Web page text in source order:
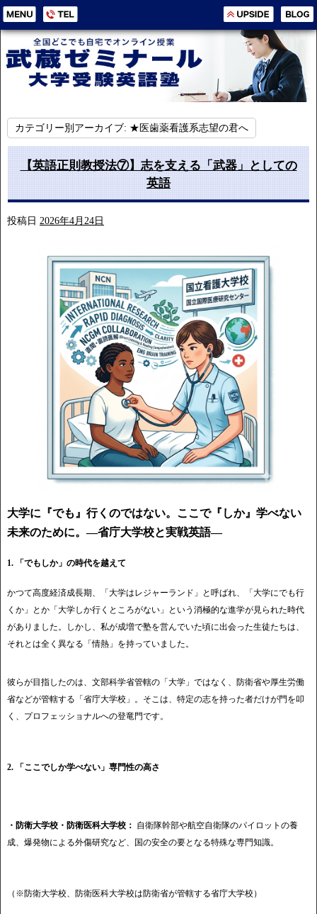
カテゴリー別アーカイブ: ★医歯薬看護系志望の君へ
【英語正則教授法⑦】志を支える「武器」としての
英語
投稿日 2026年4月24日
大学に『でも』行くのではない。ここで『しか』学べない
未来のために。―省庁大学校と実戦英語―
1. 「でもしか」の時代を越えて
かつて高度経済成長期、「大学はレジャーランド」と呼ばれ、「大学にでも行
くか」とか「大学しか行くところがない」という消極的な進学が見られた時代
がありました。しかし、私が成増で塾を営んでいた頃に出会った生徒たちは、
それとは全く異なる「情熱」を持っていました。
彼らが目指したのは、文部科学省管轄の「大学」ではなく、防衛省や厚生労働
省などが管轄する「省庁大学校」。そこは、特定の志を持った者だけが門を叩
く、プロフェッショナルへの登竜門です。
2. 「ここでしか学べない」専門性の高さ
・防衛大学校・防衛医科大学校： 自衛隊幹部や航空自衛隊のパイロットの養
成、爆発物による外傷研究など、国の安全の要となる特殊な専門知識。
（※防衛大学校、防衛医科大学校は防衛省が管轄する省庁大学校）